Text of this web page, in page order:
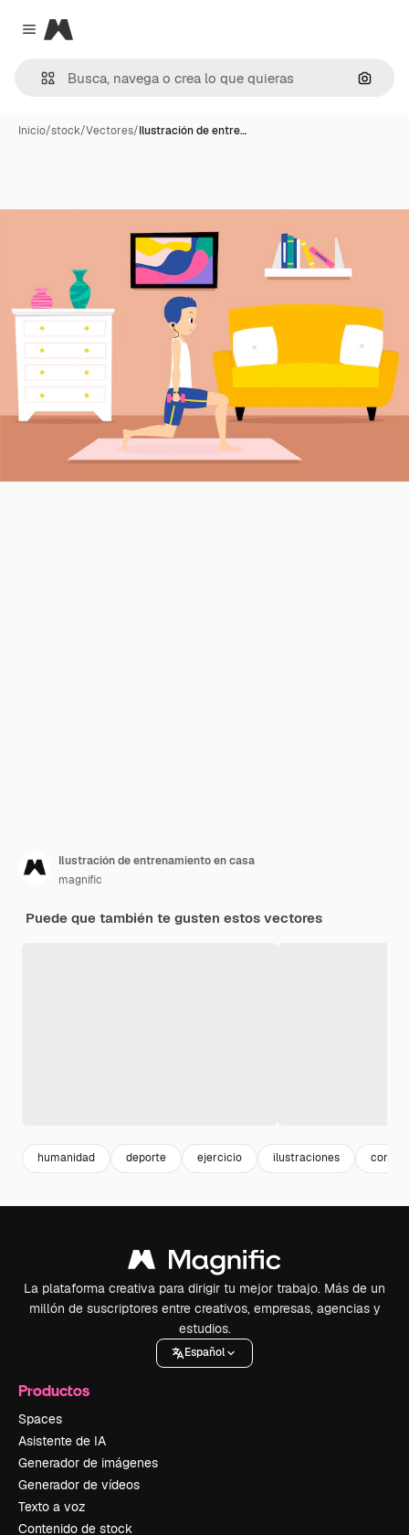
Close menu
Magnific
Inicio/stock/Vectores/Ilustración de entre…
Ilustración de entrenamiento en casa
magnific
Puede que también te gusten estos vectores
humanidad deporte ejercicio ilustraciones
La plataforma creativa para dirigir tu mejor trabajo. Más de un
millón de suscriptores entre creativos, empresas, agencias y
estudios.
Español
Productos
Spaces
Asistente de IA
Generador de imágenes
Generador de vídeos
Texto a voz
Contenido de stock